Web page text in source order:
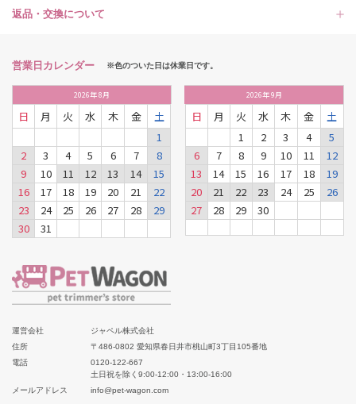
返品・交換について
営業日カレンダー ※色のついた日は休業日です。
2026年8月
日 月 火 水 木 金
土
1
2
3 4 5 6 7
8
9
10 11 12 13 14
15
16
17 18 19 20 21
22
23
24 25 26 27 28
29
30
31
2026年9月
日 月 火 水 木 金
土
1
2 3 4
5
6
7 8 9 10 11
12
13
14 15 16 17 18
19
20
21 22 23 24 25
26
27
28 29 30
運営会社
ジャペル株式会社
住所
〒486-0802 愛知県春日井市桃山町3丁目105番地
電話
0120-122-667
土日祝を除く9:00-12:00・13:00-16:00
メールアドレス
info@pet-wagon.com